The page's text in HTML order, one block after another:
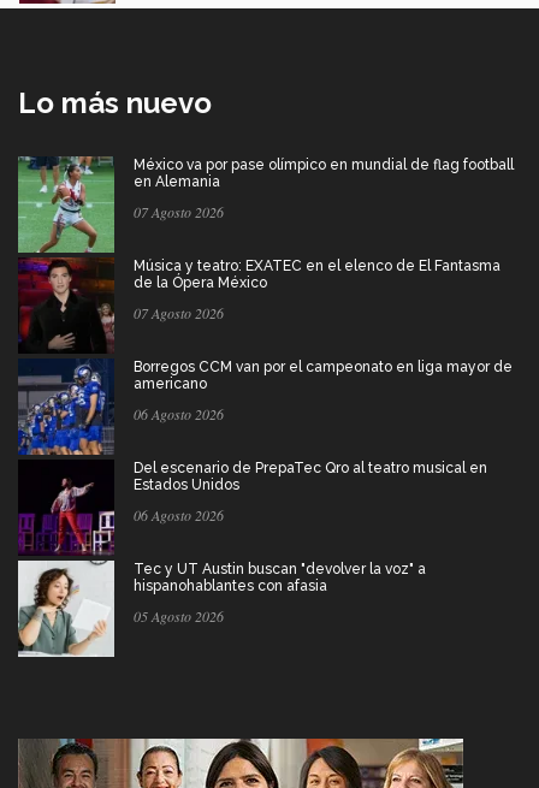
Lo más nuevo
México va por pase olímpico en mundial de flag football
en Alemania
07 Agosto 2026
Música y teatro: EXATEC en el elenco de El Fantasma
de la Ópera México
07 Agosto 2026
Borregos CCM van por el campeonato en liga mayor de
americano
06 Agosto 2026
Del escenario de PrepaTec Qro al teatro musical en
Estados Unidos
06 Agosto 2026
Tec y UT Austin buscan "devolver la voz" a
hispanohablantes con afasia
05 Agosto 2026